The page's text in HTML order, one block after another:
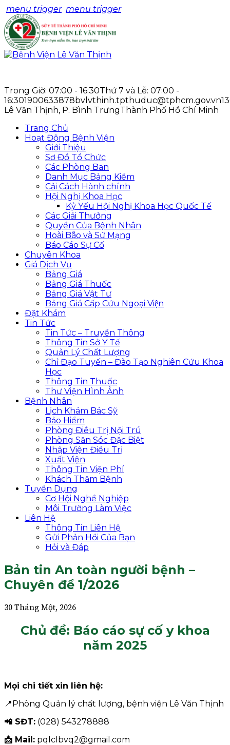
menu trigger menu trigger
Trong Giờ: 07:00 - 16:30Thứ 7 và Lễ: 07:00 -
16:301900633878bvlvthinh.tpthuduc@tphcm.gov.vn
Lê Văn Thịnh, P. Bình TrưngThành Phố Hồ Chí Minh
Trang Chủ
Hoạt Động Bệnh Viện
Giới Thiệu
Sơ Đồ Tổ Chức
Các Phòng Ban
Danh Mục Bảng Kiểm
Cải Cách Hành chính
Hội Nghị Khoa Học
Kỷ Yếu Hội Nghị Khoa Học Quốc Tế
Các Giải Thưởng
Quyền Của Bệnh Nhân
Hoài Bão và Sứ Mạng
Báo Cáo Sự Cố
Chuyên Khoa
Giá Dịch Vụ
Bảng Giá
Bảng Giá Thuốc
Bảng Giá Vật Tư
Bảng Giá Cấp Cứu Ngoại Viện
Đặt Khám
Tin Tức
Tin Tức – Truyền Thông
Thông Tin Sở Y Tế
Quản Lý Chất Lượng
Chỉ Đạo Tuyến – Đào Tạo Nghiên Cứu Khoa
Học
Thông Tin Thuốc
Thư Viện Hình Ảnh
Bệnh Nhân
Lịch Khám Bác Sỹ
Bảo Hiểm
Phòng Điều Trị Nội Trú
Phòng Săn Sóc Đặc Biệt
Nhập Viện Điều Trị
Xuất Viện
Thông Tin Viện Phí
Khách Thăm Bệnh
Tuyển Dụng
Cơ Hội Nghề Nghiệp
Môi Trường Làm Việc
Liên Hệ
Thông Tin Liên Hệ
Gửi Phản Hồi Của Bạn
Hỏi và Đáp
Bản tin An toàn người bệnh –
Chuyên đề 1/2026
30 Tháng Một, 2026
Chủ đề: Báo cáo sự cố y khoa
năm 2025
Mọi chi tiết xin liên hệ:
📍Phòng Quản lý chất lượng, bệnh viện Lê Văn Thịnh
📲 SĐT: (028) 543278888
📩 Mail: pqlclbvq2@gmail.com